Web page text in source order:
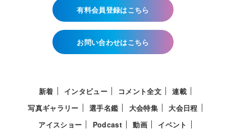
有料会員登録はこちら
お問い合わせはこちら
新着 インタビュー コメント全文
連載
写真ギャラリー
選手名鑑 大会特集
大会日程
アイスショー
Podcast 動画 イベント